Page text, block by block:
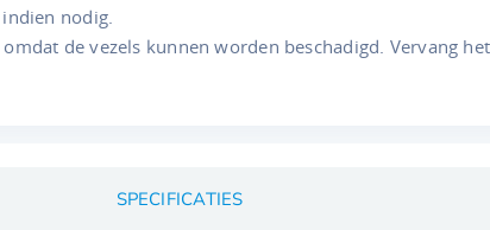
nodig.
de vezels kunnen worden beschadigd. Vervang
SPECIFICATIES